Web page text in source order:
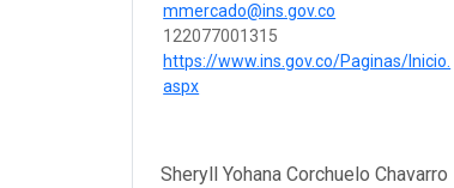
mmercado@ins.gov.co
122077001315
https://www.ins.gov.co/Paginas/Inicio.
aspx
Sheryll Yohana Corchuelo Chavarro